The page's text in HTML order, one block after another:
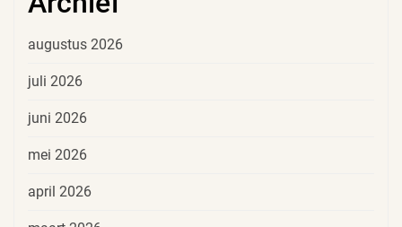
augustus 2026
juli 2026
juni 2026
mei 2026
april 2026